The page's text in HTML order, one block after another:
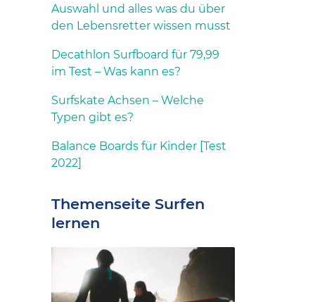
Auswahl und alles was du über
den Lebensretter wissen musst
Decathlon Surfboard für 79,99
im Test – Was kann es?
Surfskate Achsen – Welche
Typen gibt es?
Balance Boards für Kinder [Test
2022]
Themenseite Surfen
lernen